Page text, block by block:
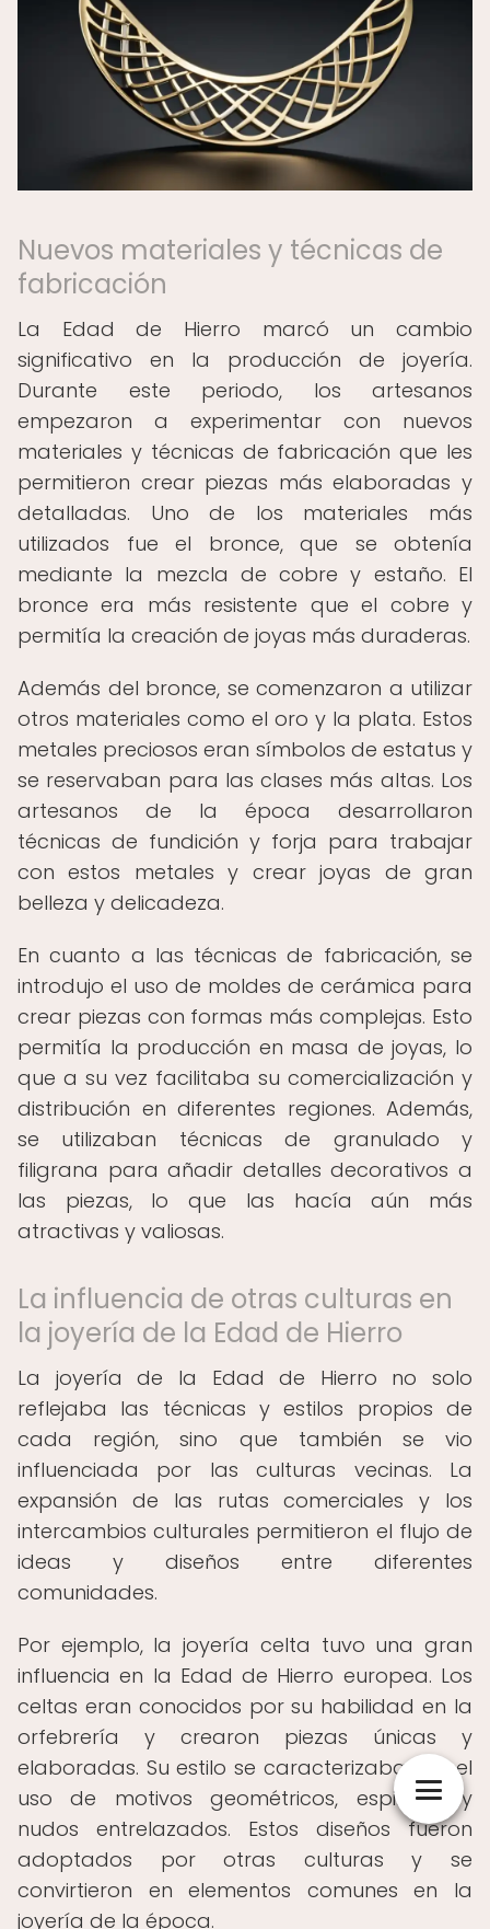
Nuevos materiales y técnicas de
fabricación
La Edad de Hierro marcó un cambio
significativo en la producción de joyería.
Durante este periodo, los artesanos
empezaron a experimentar con nuevos
materiales y técnicas de fabricación que les
permitieron crear piezas más elaboradas y
detalladas. Uno de los materiales más
utilizados fue el bronce, que se obtenía
mediante la mezcla de cobre y estaño. El
bronce era más resistente que el cobre y
permitía la creación de joyas más duraderas.
Además del bronce, se comenzaron a utilizar
otros materiales como el oro y la plata. Estos
metales preciosos eran símbolos de estatus y
se reservaban para las clases más altas. Los
artesanos de la época desarrollaron
técnicas de fundición y forja para trabajar
con estos metales y crear joyas de gran
belleza y delicadeza.
En cuanto a las técnicas de fabricación, se
introdujo el uso de moldes de cerámica para
crear piezas con formas más complejas. Esto
permitía la producción en masa de joyas, lo
que a su vez facilitaba su comercialización y
distribución en diferentes regiones. Además,
se utilizaban técnicas de granulado y
filigrana para añadir detalles decorativos a
las piezas, lo que las hacía aún más
atractivas y valiosas.
La influencia de otras culturas en
la joyería de la Edad de Hierro
La joyería de la Edad de Hierro no solo
reflejaba las técnicas y estilos propios de
cada región, sino que también se vio
influenciada por las culturas vecinas. La
expansión de las rutas comerciales y los
intercambios culturales permitieron el flujo de
ideas y diseños entre diferentes
comunidades.
Por ejemplo, la joyería celta tuvo una gran
influencia en la Edad de Hierro europea. Los
celtas eran conocidos por su habilidad en la
orfebrería y crearon piezas únicas y
elaboradas. Su estilo se caracterizaba por el
uso de motivos geométricos, espirales y
nudos entrelazados. Estos diseños fueron
adoptados por otras culturas y se
convirtieron en elementos comunes en la
joyería de la época.